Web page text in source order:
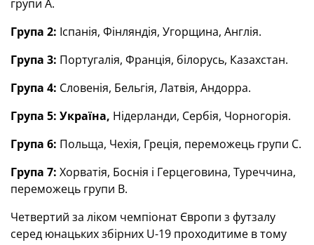
групи А.
Група 2: Іспанія, Фінляндія, Угорщина, Англія.
Група 3: Португалія, Франція, білорусь, Казахстан.
Група 4: Словенія, Бельгія, Латвія, Андорра.
Група 5: Україна, Нідерланди, Сербія, Чорногорія.
Група 6: Польща, Чехія, Греція, переможець групи С.
Група 7: Хорватія, Боснія і Герцеговина, Туреччина,
переможець групи В.
Четвертий за ліком чемпіонат Європи з футзалу
серед юнацьких збірних U-19 проходитиме в тому